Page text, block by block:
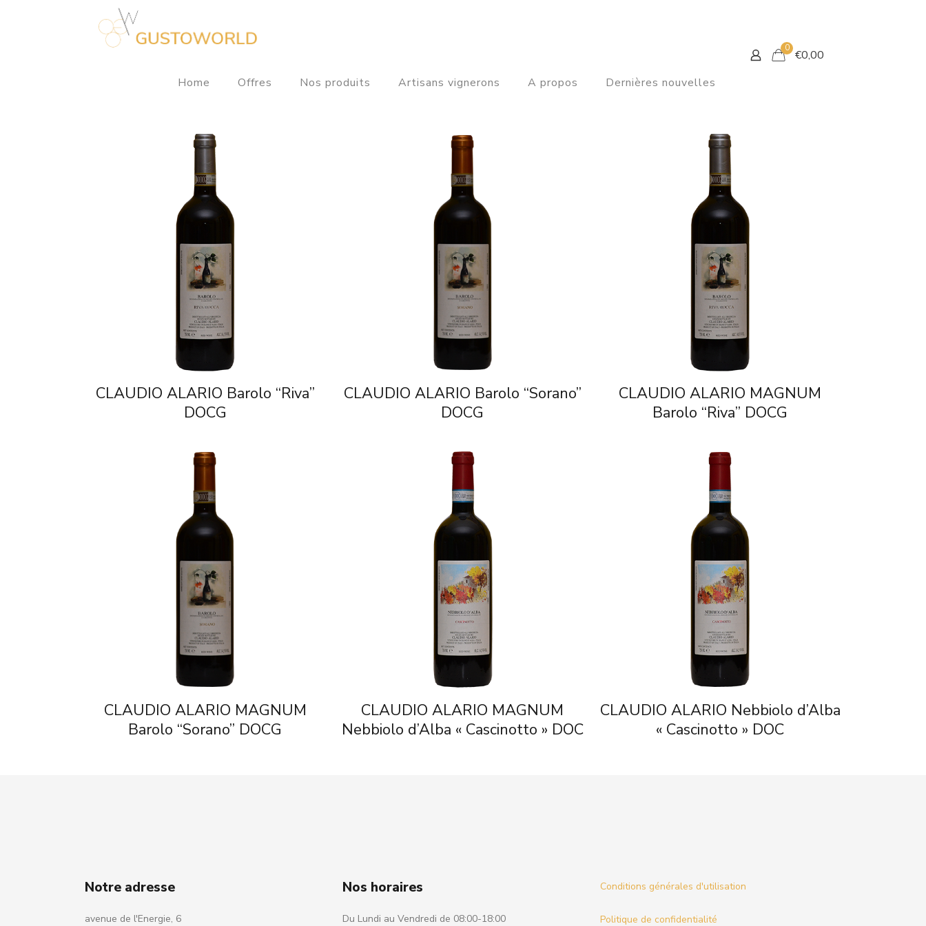
Home Offres Nos produits Artisans vignerons A propos Dernières nouvelles
0 €0,00
CLAUDIO ALARIO Barolo “Riva”
DOCG
CLAUDIO ALARIO Barolo “Sorano”
DOCG
CLAUDIO ALARIO MAGNUM
Barolo “Riva” DOCG
CLAUDIO ALARIO MAGNUM
Barolo “Sorano” DOCG
CLAUDIO ALARIO MAGNUM
Nebbiolo d’Alba « Cascinotto » DOC
CLAUDIO ALARIO Nebbiolo d’Alba
« Cascinotto » DOC
Notre adresse
avenue de l'Energie, 6
Nos horaires
Du Lundi au Vendredi de 08:00-18:00
Conditions générales d'utilisation
Politique de confidentialité